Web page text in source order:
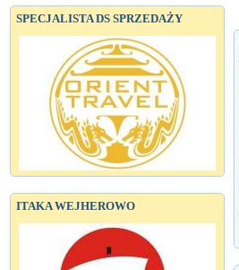
SPECJALISTA DS SPRZEDAŻY
ITAKA WEJHEROWO